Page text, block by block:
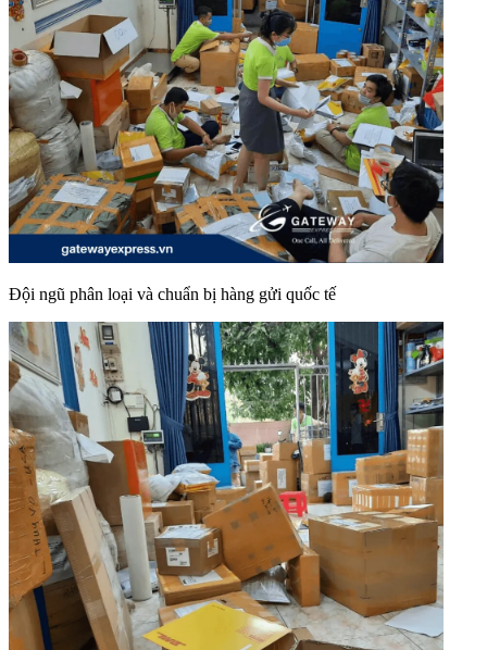
Đội ngũ phân loại và chuẩn bị hàng gửi quốc tế